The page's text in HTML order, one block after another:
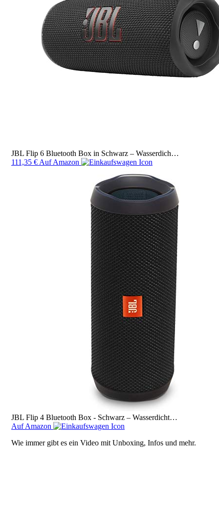
JBL Flip 6 Bluetooth Box in Schwarz – Wasserdich…
111,35 € Auf Amazon
JBL Flip 4 Bluetooth Box - Schwarz – Wasserdicht…
Auf Amazon
Wie immer gibt es ein Video mit Unboxing, Infos und mehr.